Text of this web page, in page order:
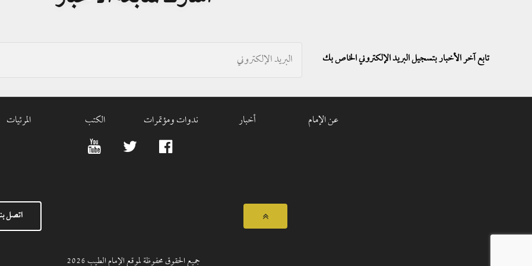
تابع آخر الأخبار بتسجيل البريد الإلكتروني الخاص بك
عن الإمام أخبار ندوات ومؤتمرات الكتب المرئيات
اتصل
جميع الحقوق محفوظة لموقع الإمام الطيب2026